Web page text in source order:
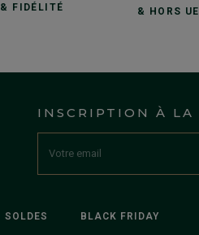
& FIDÉLITÉ
& HORS UE
INSCRIPTION À LA
SOLDES BLACK FRIDAY